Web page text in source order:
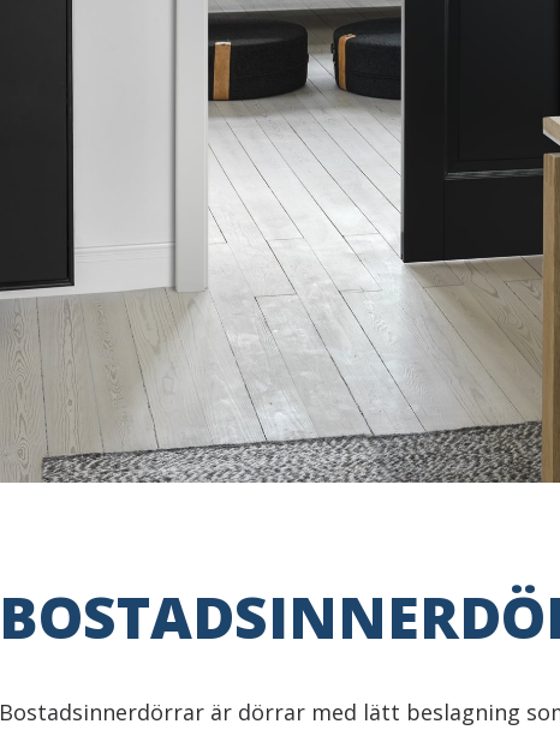
Bostadsinnerdörrar är dörrar med lätt beslagning